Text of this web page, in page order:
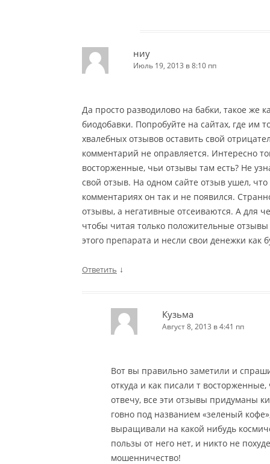
ниу
Июль 19, 2013 в 8:10 пп
Да просто разводилово на бабки, такое же
биодобавки. Попробуйте на сайтах, где им
хвалебных отзывов оставить свой
комментарий не оправляется. Интересно
восторженные, чьи отзывы там есть? Не
свой отзыв. На одном сайте отзыв ушел, что
комментариях он так и не появился.
отзывы, а негативные отсеиваются. А для
чтобы читая только положительные
этого препарата и несли свои денежки как
Ответить ↓
Кузьма
Август 8, 2013 в 4:41 пп
Вот вы правильно заметили и
откуда и как писали т
отвечу, все эти отзывы придуманы
говно под названием «зеленый
выращивали на какой нибудь
пользы от него нет, и никто не
мошенничество!